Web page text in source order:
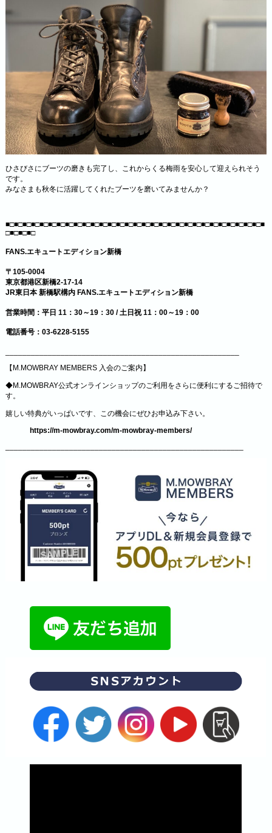
ひさびさにブーツの磨きも完了し、これからくる梅雨を安心して迎えられそう
です。
みなさまも秋冬に活躍してくれたブーツを磨いてみませんか？
■□■□■□■□■□■□■□■□■□■□■□■□■□■□■□■□■□■□■□■□■□■□■□■□■□■□■□■□■□■□■
□■□■□■□
FANS.エキュートエディション新橋
〒105-0004
東京都港区新橋2-17-14
JR東日本 新橋駅構内 FANS.エキュートエディション新橋
営業時間：平日 11：30～19：30 / 土日祝 11：00～19：00
電話番号：03-6228-5155
【M.MOWBRAY MEMBERS 入会のご案内】
◆M.MOWBRAY公式オンラインショップのご利用をさらに便利にするご招待で
す。
嬉しい特典がいっぱいです、この機会にぜひお申込み下さい。
https://m-mowbray.com/m-mowbray-members/